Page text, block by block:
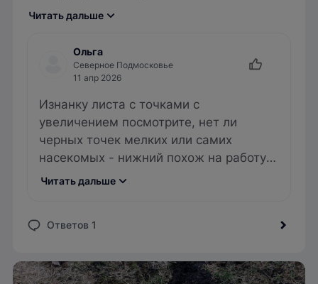
Читать дальше
Ольга
Северное Подмосковье
11 апр 2026
Изнанку листа с точками с
увеличением посмотрите, нет ли
черных точек мелких или самих
насекомых - нижний похож на работу
трипса, но надо снизу смотреть
Читать дальше
Ответов 1